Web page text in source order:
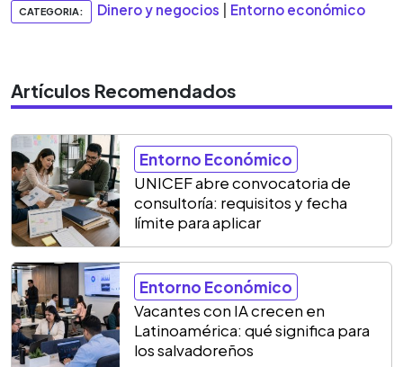
CATEGORIA: Dinero y negocios Entorno económico
Artículos Recomendados
Entorno Económico
UNICEF abre convocatoria de
consultoría: requisitos y fecha
límite para aplicar
Entorno Económico
Vacantes con IA crecen en
Latinoamérica: qué significa para
los salvadoreños